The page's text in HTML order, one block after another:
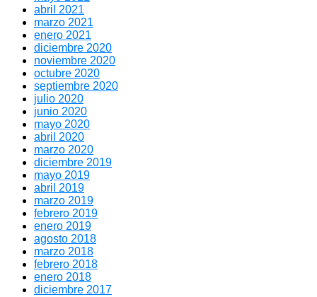
abril 2021
marzo 2021
enero 2021
diciembre 2020
noviembre 2020
octubre 2020
septiembre 2020
julio 2020
junio 2020
mayo 2020
abril 2020
marzo 2020
diciembre 2019
mayo 2019
abril 2019
marzo 2019
febrero 2019
enero 2019
agosto 2018
marzo 2018
febrero 2018
enero 2018
diciembre 2017